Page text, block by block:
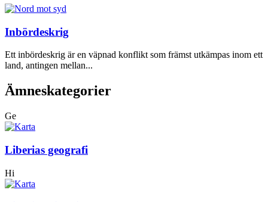
Inbördeskrig
Ett inbördeskrig är en väpnad konflikt som främst utkämpas inom ett
land, antingen mellan...
Ämneskategorier
Ge
Liberias geografi
Hi